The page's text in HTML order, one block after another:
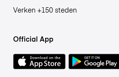
Verken +150 steden
Official App